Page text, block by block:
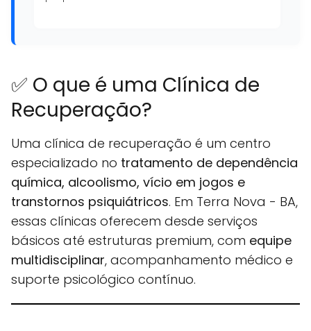
✅ O que é uma Clínica de
Recuperação?
Uma clínica de recuperação é um centro
especializado no tratamento de dependência
química, alcoolismo, vício em jogos e
transtornos psiquiátricos. Em Terra Nova - BA,
essas clínicas oferecem desde serviços
básicos até estruturas premium, com equipe
multidisciplinar, acompanhamento médico e
suporte psicológico contínuo.